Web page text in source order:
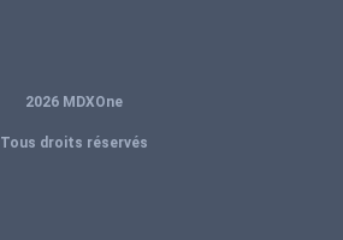
2026 MDXOne
Tous droits réservés